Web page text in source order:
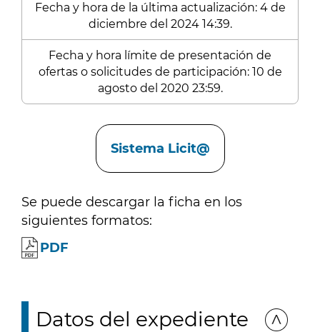
Fecha y hora de la última actualización: 4 de
diciembre del 2024 14:39.
Fecha y hora límite de presentación de
ofertas o solicitudes de participación: 10 de
agosto del 2020 23:59.
Sistema Licit@
Se puede descargar la ficha en los
siguientes formatos:
PDF
Datos del expediente